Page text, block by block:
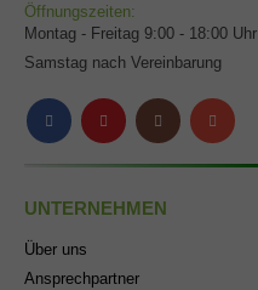
Öffnungszeiten:
Montag - Freitag 9:00 - 18:00 Uhr
Samstag nach Vereinbarung
UNTERNEHMEN
Über uns
Ansprechpartner